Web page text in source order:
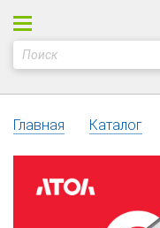
Главная Каталог